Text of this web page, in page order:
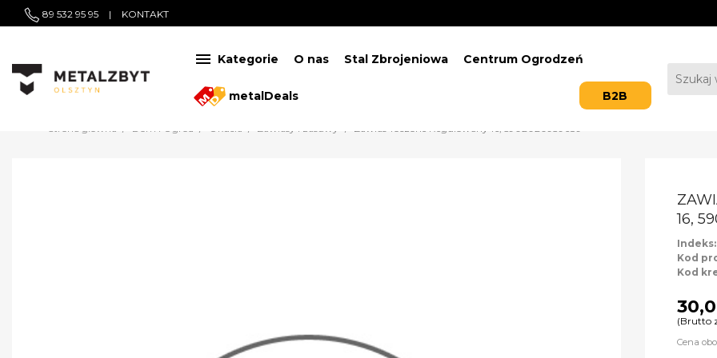
89 532 95 95 | KONTAKT
 Kategorie O nas Stal Zbrojeniowa Centrum Ogrodzeń
metalDeals B2B
16,
Indeks:
Kod
Kod
(Brutto
Cena